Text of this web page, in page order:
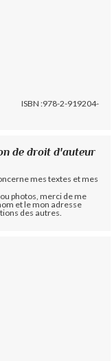
ISBN :978-2-919204-
de droit d'auteur
mes textes et mes
photos, merci de me
et le mon adresse
des autres.